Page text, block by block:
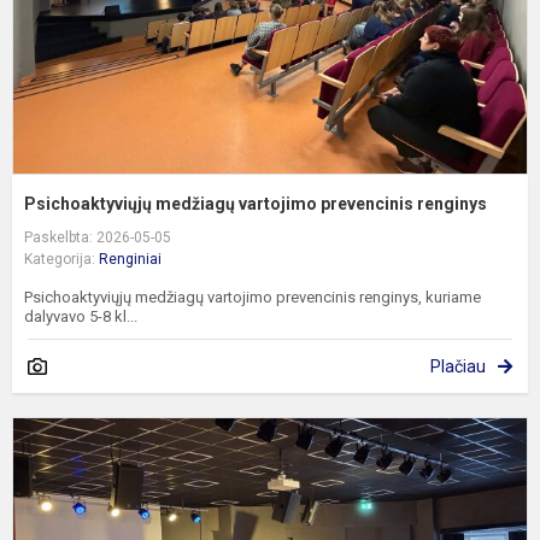
Psichoaktyviųjų medžiagų vartojimo prevencinis renginys
Paskelbta: 2026-05-05
Kategorija: Renginiai
Psichoaktyviųjų medžiagų vartojimo prevencinis renginys, kuriame
dalyvavo 5-8 kl...
Plačiau